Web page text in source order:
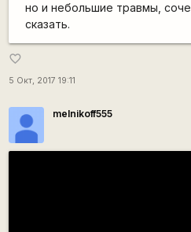
но и небольшие травмы,
сказать.
favorite_border
5 Окт, 2017 19:11
melnikoff555